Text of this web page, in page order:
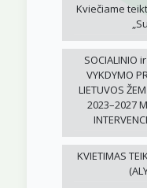
Kviečiame
SOCIALINIO
VYKDYMO
LIETUVOS
2023–2027
KVIETIMAS